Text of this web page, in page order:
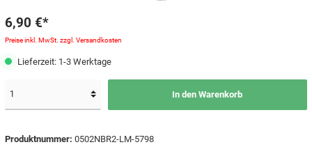
6,90 €*
Preise inkl. MwSt. zzgl. Versandkosten
Lieferzeit: 1-3 Werktage
In den Warenkorb
Produktnummer: 0502NBR2-LM-5798